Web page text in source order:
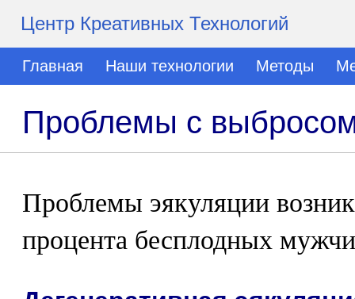
Центр Креативных Технологий
Главная Наши технологии Методы
Проблемы с
Проблемы эякуляции
процента бесплодных